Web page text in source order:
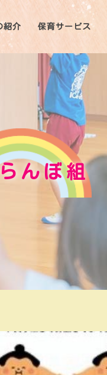
紹介 保育サービス
んぼ組